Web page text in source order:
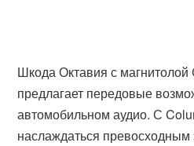
Шкода Октавия с магнитолой
предлагает передовые
автомобильном аудио. С
наслаждаться